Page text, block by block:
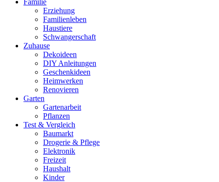
Familie
Erziehung
Familienleben
Haustiere
Schwangerschaft
Zuhause
Dekoideen
DIY Anleitungen
Geschenkideen
Heimwerken
Renovieren
Garten
Gartenarbeit
Pflanzen
Test & Vergleich
Baumarkt
Drogerie & Pflege
Elektronik
Freizeit
Haushalt
Kinder